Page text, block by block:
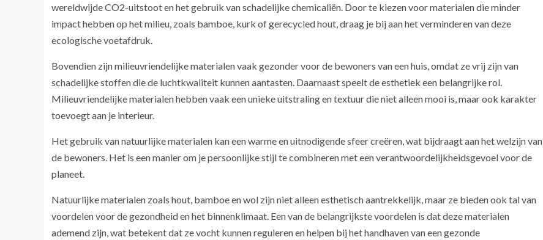
wereldwijde CO2-uitstoot en het gebruik van schadelijke chemicaliën. Door te kiezen voor materialen die minder
impact hebben op het milieu, zoals bamboe, kurk of gerecycled hout, draag je bij aan het verminderen van deze
ecologische voetafdruk.
Bovendien zijn milieuvriendelijke materialen vaak gezonder voor de bewoners van een huis, omdat ze vrij zijn van
schadelijke stoffen die de luchtkwaliteit kunnen aantasten. Daarnaast speelt de esthetiek een belangrijke rol.
Milieuvriendelijke materialen hebben vaak een unieke uitstraling en textuur die niet alleen mooi is, maar ook karakter
toevoegt aan je interieur.
Het gebruik van natuurlijke materialen kan een warme en uitnodigende sfeer creëren, wat bijdraagt aan het welzijn van
de bewoners. Het is een manier om je persoonlijke stijl te combineren met een verantwoordelijkheidsgevoel voor de
planeet.
Natuurlijke materialen zoals hout, bamboe en wol zijn niet alleen esthetisch aantrekkelijk, maar ze bieden ook tal van
voordelen voor de gezondheid en het binnenklimaat. Een van de belangrijkste voordelen is dat deze materialen
ademend zijn, wat betekent dat ze vocht kunnen reguleren en helpen bij het handhaven van een gezonde